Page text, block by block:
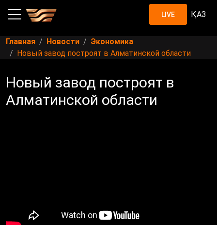
LIVE ҚАЗ
Главная Новости
Экономика
Новый завод построят в Алматинской области
Новый завод построят в
Алматинской области